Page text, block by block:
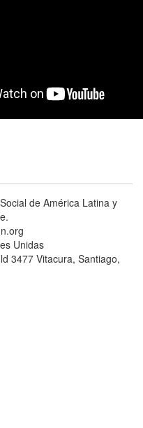
de América Latina y
Unidas
3477 Vitacura, Santiago,